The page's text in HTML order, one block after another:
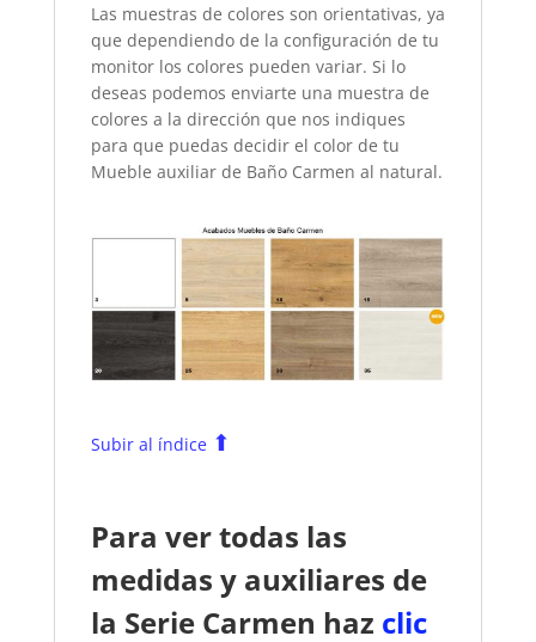
Las muestras de colores son orientativas, ya
que dependiendo de la configuración de tu
monitor los colores pueden variar. Si lo
deseas podemos enviarte una muestra de
colores a la dirección que nos indiques
para que puedas decidir el color de tu
Mueble auxiliar de Baño Carmen al natural.
Subir al índice ⬆
Para ver todas las
medidas y auxiliares de
la Serie Carmen haz clic